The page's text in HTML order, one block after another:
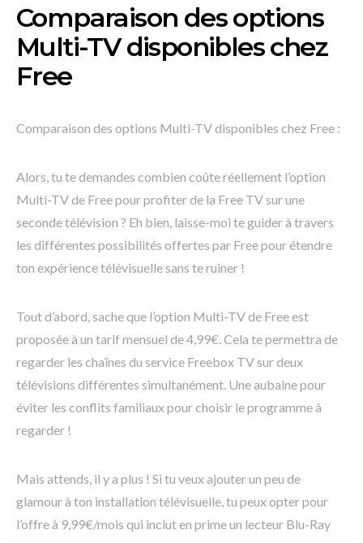
Comparaison des options
Multi-TV disponibles chez
Free
Comparaison des options Multi-TV disponibles chez Free :
Alors, tu te demandes combien coûte réellement l’option
Multi-TV de Free pour profiter de la Free TV sur une
seconde télévision ? Eh bien, laisse-moi te guider à travers
les différentes possibilités offertes par Free pour étendre
ton expérience télévisuelle sans te ruiner !
Tout d’abord, sache que l’option Multi-TV de Free est
proposée à un tarif mensuel de 4,99€. Cela te permettra de
regarder les chaînes du service Freebox TV sur deux
télévisions différentes simultanément. Une aubaine pour
éviter les conflits familiaux pour choisir le programme à
regarder !
Mais attends, il y a plus ! Si tu veux ajouter un peu de
glamour à ton installation télévisuelle, tu peux opter pour
l’offre à 9,99€/mois qui inclut en prime un lecteur Blu-Ray